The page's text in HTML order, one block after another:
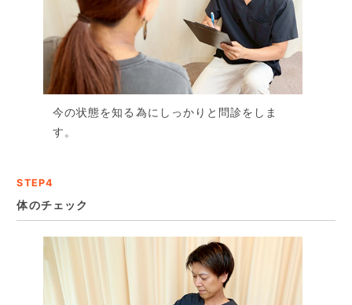
今の状態を知る為にしっかりと問診をしま
す。
STEP4
体のチェック